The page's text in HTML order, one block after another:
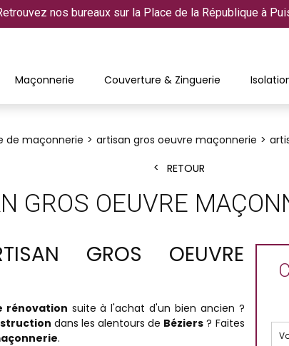
nos bureaux sur la Place de la République à
Maçonnerie Couverture & Zinguerie
de maçonnerie artisan gros oeuvre maçonnerie
RETOUR
GROS OEUVRE
GROS OEUVRE
rénovation suite à l'achat d'un bien ancien ?
dans les alentours de Béziers ? Faites
.